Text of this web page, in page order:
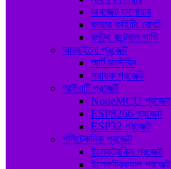
অবজেক্ট ফলোয়ার
ফায়ার ফাইটিং রোবট
ব্লুটুথ কন্ট্রোল গাড়ি
আরডুইনো প্রজেক্ট
স্মার্ট ডাস্টবিন
সহায়ক প্রজেক্ট
আইওটি প্রজেক্ট
NodeMCU প্রজেক্ট
ESP8266 প্রজেক্ট
ESP32 প্রজেক্ট
পলিটেকনিক প্রজেক্ট
ইলেকট্রনিক্স প্রজেক্ট
ইলেকট্রিক্যাল প্রজেক্ট